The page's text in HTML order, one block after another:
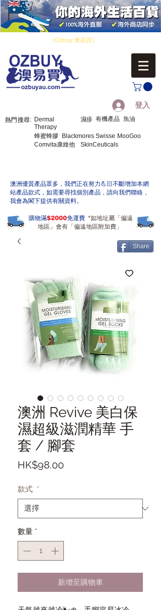
《Ozbuy 澳易買》
登入
熱門搜尋: Dermal
Therapy
濕疹 有機產品 魚油
蜂蜜蜂膠 Blackmores Swisse MooGoo
Comvita康維他
SkinCeuticals
​澳洲優質產品眾多，我們正在努力💪🏻不斷增加本網
站產品款式，如需要尋找個別產品，請向我們聯絡，
我會為閣下提供有關資料。
購物滿$2000免運費 *如地址屬「偏遠
地區」會有「偏遠地區附加費」
澳洲 Revive 美白保
濕超級滋潤精華 手
套 / 腳套
HK$98.00價
款式 *
數量 *
新增至購物車
Share